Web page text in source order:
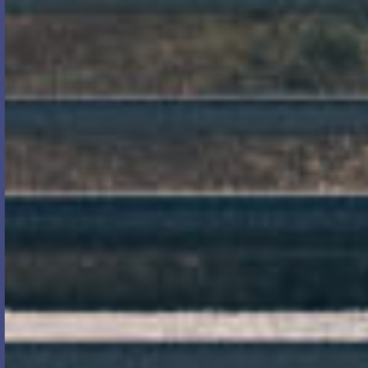
メール相談・面談予約
とじる